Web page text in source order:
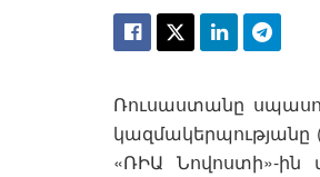
Ռուսաստանը
կազմակերպությանը
«ՌԻԱ Նովոստի»-ին